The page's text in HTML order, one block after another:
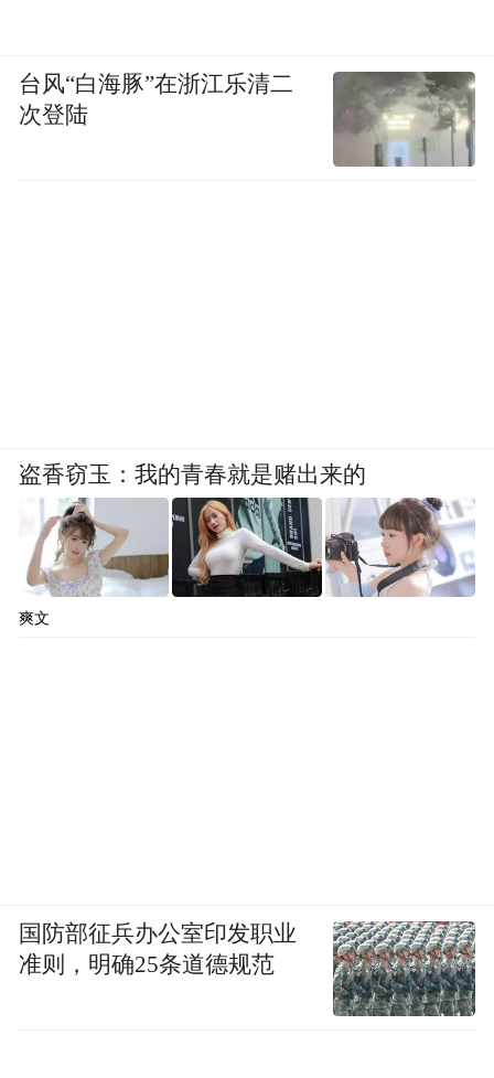
台风“白海豚”在浙江乐清二
次登陆
盗香窃玉：我的青春就是赌出来的
爽文
国防部征兵办公室印发职业
准则，明确25条道德规范